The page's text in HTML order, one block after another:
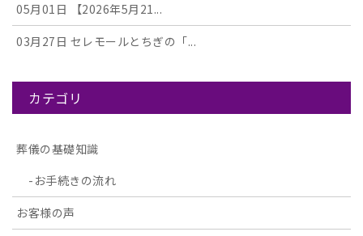
05月01日 【2026年5月21...
03月27日 セレモールとちぎの「...
カテゴリ
葬儀の基礎知識
お手続きの流れ
お客様の声